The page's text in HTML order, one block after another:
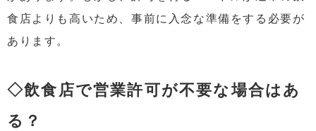
食店よりも高いため、事前に入念な準備をする必要が
あります。
◇飲食店で営業許可が不要な場合はあ
る？